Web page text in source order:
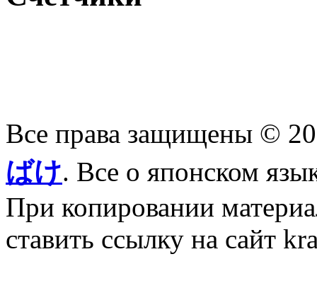
Все права защищены ©
ばけ. Все о японском
При копировании
ставить ссылку на сайт